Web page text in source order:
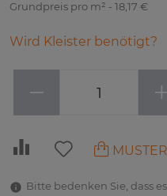
Grundpreis pro m² - 18,17 €
Wird Kleister benötigt?
−
Bitte bedenken Sie, dass